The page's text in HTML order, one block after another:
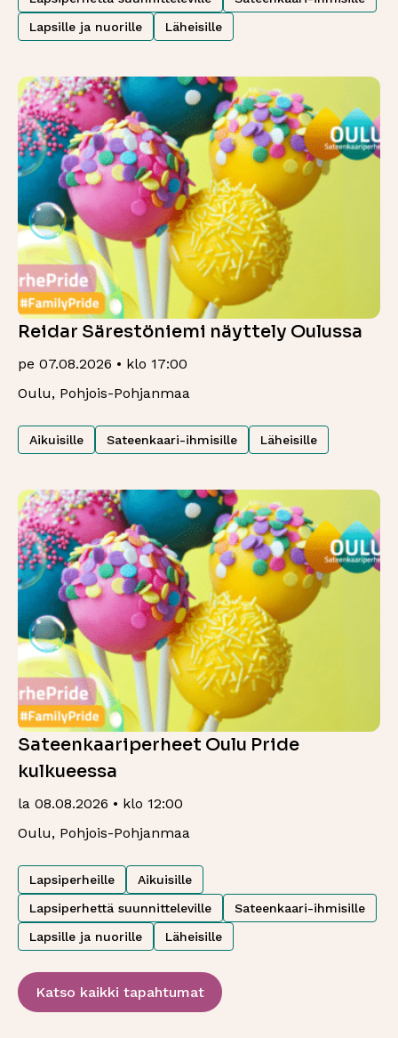
Lapsille ja nuorille
Läheisille
Reidar Särestöniemi näyttely Oulussa
pe 07.08.2026 • klo 17:00
Oulu, Pohjois-Pohjanmaa
Aikuisille Sateenkaari-ihmisille Läheisille
Sateenkaariperheet Oulu Pride
kulkueessa
la 08.08.2026 • klo 12:00
Oulu, Pohjois-Pohjanmaa
Lapsiperheille
Aikuisille
Lapsiperhettä suunnitteleville
Sateenkaari-ihmisille
Lapsille ja nuorille
Läheisille
Katso kaikki tapahtumat